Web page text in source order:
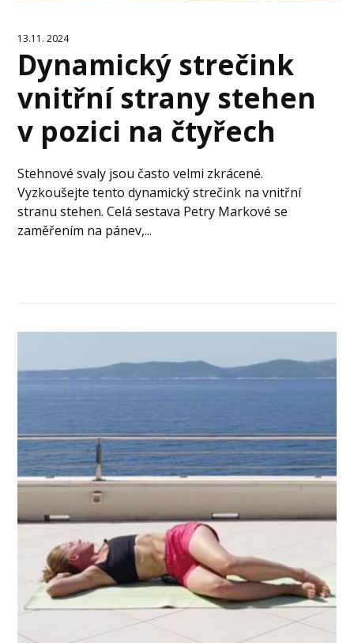
13.11. 2024
Dynamický strečink
vnitřní strany stehen
v pozici na čtyřech
Stehnové svaly jsou často velmi zkrácené.
Vyzkoušejte tento dynamický strečink na vnitřní
stranu stehen. Celá sestava Petry Markové se
zaměřením na pánev,...